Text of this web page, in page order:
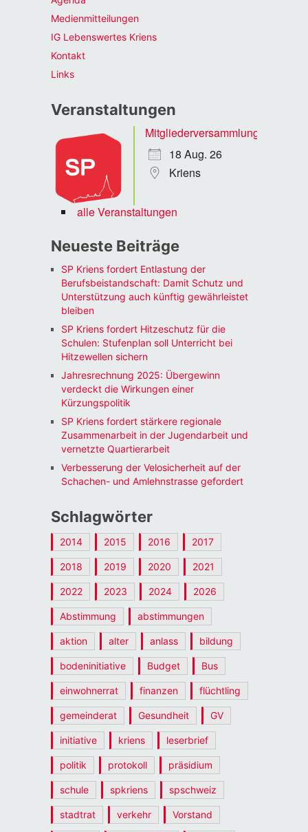
Medienmitteilungen
IG Lebenswertes Kriens
Kontakt
Links
Veranstaltungen
Mitgliederversammlung
18 Aug. 26
Kriens
alle Veranstaltungen
Neueste Beiträge
SP Kriens fordert Entlastung der
Berufsbeistandschaft: Damit Schutz und
Unterstützung auch künftig gewährleistet
bleiben
SP Kriens fordert Hitzeschutz für die
Schulen: Stufenplan soll Unterricht bei
Hitzewellen sichern
Jahresrechnung 2025: Übergewinn
verdeckt die Wirkungen einer
Kürzungspolitik
SP Kriens fordert stärkere regionale
Zusammenarbeit in der Jugendarbeit und
vernetzte Quartierarbeit
Verbesserung der Velosicherheit auf der
Schachen- und Amlehnstrasse gefordert
Schlagwörter
2014 2015 2016 2017
2018 2019 2020 2021
2022 2023 2024 2026
Abstimmung abstimmungen
aktion alter anlass bildung
bodeninitiative Budget Bus
einwohnerrat finanzen flüchtling
gemeinderat Gesundheit GV
initiative kriens leserbrief
politik protokoll präsidium
schule spkriens spschweiz
stadtrat verkehr Vorstand